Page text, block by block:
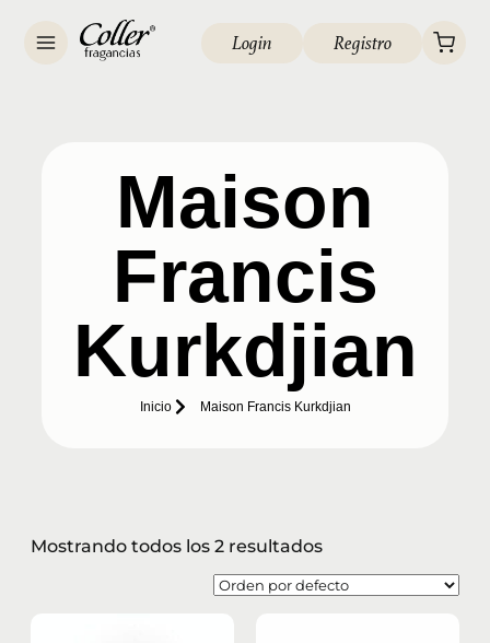
Login Registro
Maison
Francis
Kurkdjian
Inicio Maison Francis Kurkdjian
Mostrando todos los 2 resultados